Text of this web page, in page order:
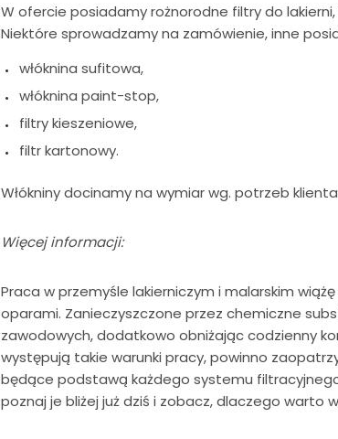
W ofercie posiadamy rożnorodne filtry do
Niektóre sprowadzamy na zamówienie, inne
włóknina sufitowa,
włóknina paint-stop,
filtry kieszeniowe,
filtr kartonowy.
Włókniny docinamy na wymiar wg. potrzeb
Więcej informacji:
Praca w przemyśle lakierniczym i malarskim
oparami. Zanieczyszczone przez chemiczne
zawodowych, dodatkowo obniżając codzienny
występują takie warunki pracy, powinno
będące podstawą każdego systemu
poznaj je bliżej już dziś i zobacz, dlaczego warto